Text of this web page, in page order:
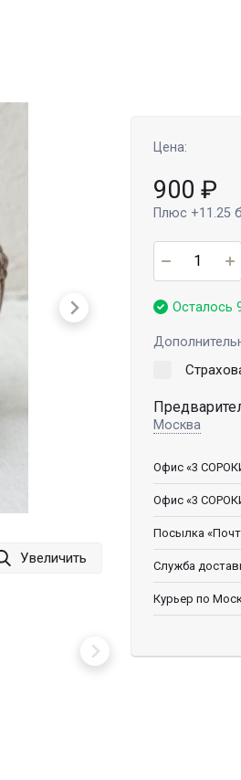
Увеличить
Цена:
900 ₽
Плюс +11.25
Осталось
Москва
Офис «3
Офис «3
Посылка
Служба
Курьер по